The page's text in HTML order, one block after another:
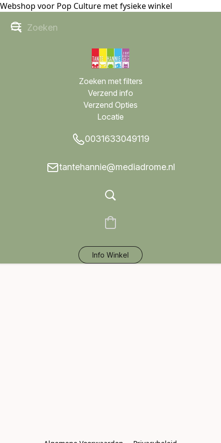
Webshop voor Pop Culture met fysieke winkel
Zoeken met filters
Verzend info
Verzend Opties
Locatie
0031633049119
tantehannie@mediadrome.nl
Info Winkel